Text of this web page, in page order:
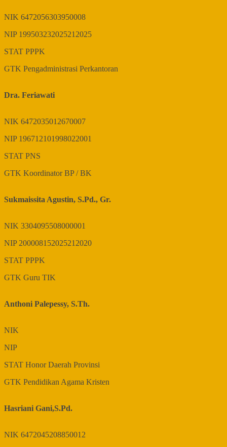
NIK 6472056303950008
NIP 199503232025212025
STAT PPPK
GTK Pengadministrasi Perkantoran
Dra. Feriawati
NIK 6472035012670007
NIP 196712101998022001
STAT PNS
GTK Koordinator BP / BK
Sukmaissita Agustin, S.Pd., Gr.
NIK 3304095508000001
NIP200008152025212020
STAT PPPK
GTK Guru TIK
Anthoni Palepessy, S.Th.
NIK
NIP
STAT Honor Daerah Provinsi
GTK Pendidikan Agama Kristen
Hasriani Gani,S.Pd.
NIK 6472045208850012